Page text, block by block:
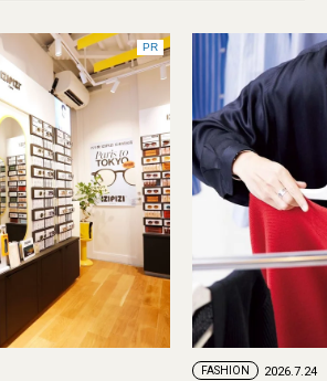
PR
FASHION 2026.7.24